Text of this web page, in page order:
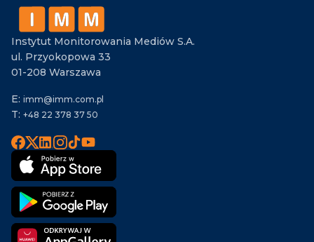
Instytut Monitorowania Mediów S.A.
ul. Przyokopowa 33
01-208 Warszawa
E: imm@imm.com.pl
T: +48 22 378 37 50